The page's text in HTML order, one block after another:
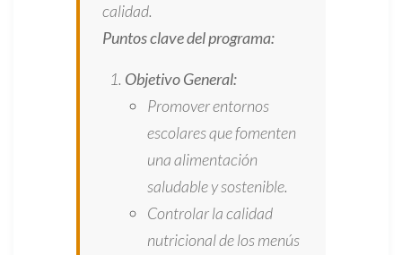
calidad.
Puntos clave del programa:
Objetivo General:
Promover entornos
escolares que fomenten
una alimentación
saludable y sostenible.
Controlar la calidad
nutricional de los menús